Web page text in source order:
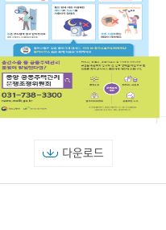
다운로드